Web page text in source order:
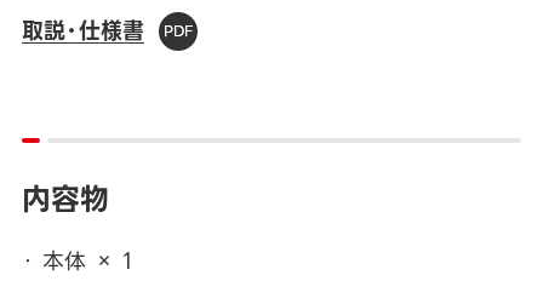
取説・仕様書
内容物
本体 × 1